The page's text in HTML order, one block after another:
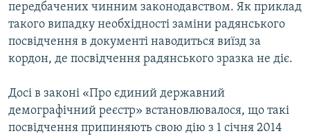
передбачених чинним законодавством. Як приклад
такого випадку необхідності заміни радянського
посвідчення в документі наводиться виїзд за
кордон, де посвідчення радянського зразка не діє.
Досі в законі «Про єдиний державний
демографічний реєстр» встановлювалося, що такі
посвідчення припиняють свою дію з 1 січня 2014